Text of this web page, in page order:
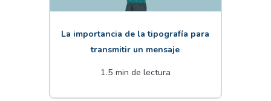
La importancia de la tipografía para
transmitir un mensaje
1.5 min de lectura